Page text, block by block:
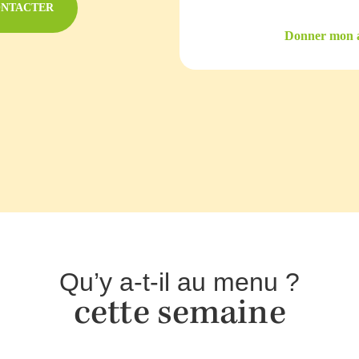
Donner mon
Qu’y a-t-il au menu ?
cette semaine